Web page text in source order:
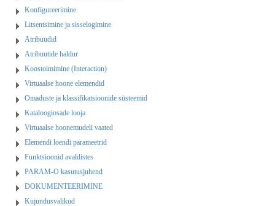
Konfigureerimine
Litsentsimine ja sisselogimine
Atribuudid
Atribuutide haldur
Koostoimimine (Interaction)
Virtuaalse hoone elemendid
Omaduste ja klassifikatsioonide süsteemid
Kataloogiosade looja
Virtuaalse hoonemudeli vaated
Elemendi loendi parameetrid
Funktsioonid avaldistes
PARAM-O kasutusjuhend
DOKUMENTEERIMINE
Kujundusvalikud